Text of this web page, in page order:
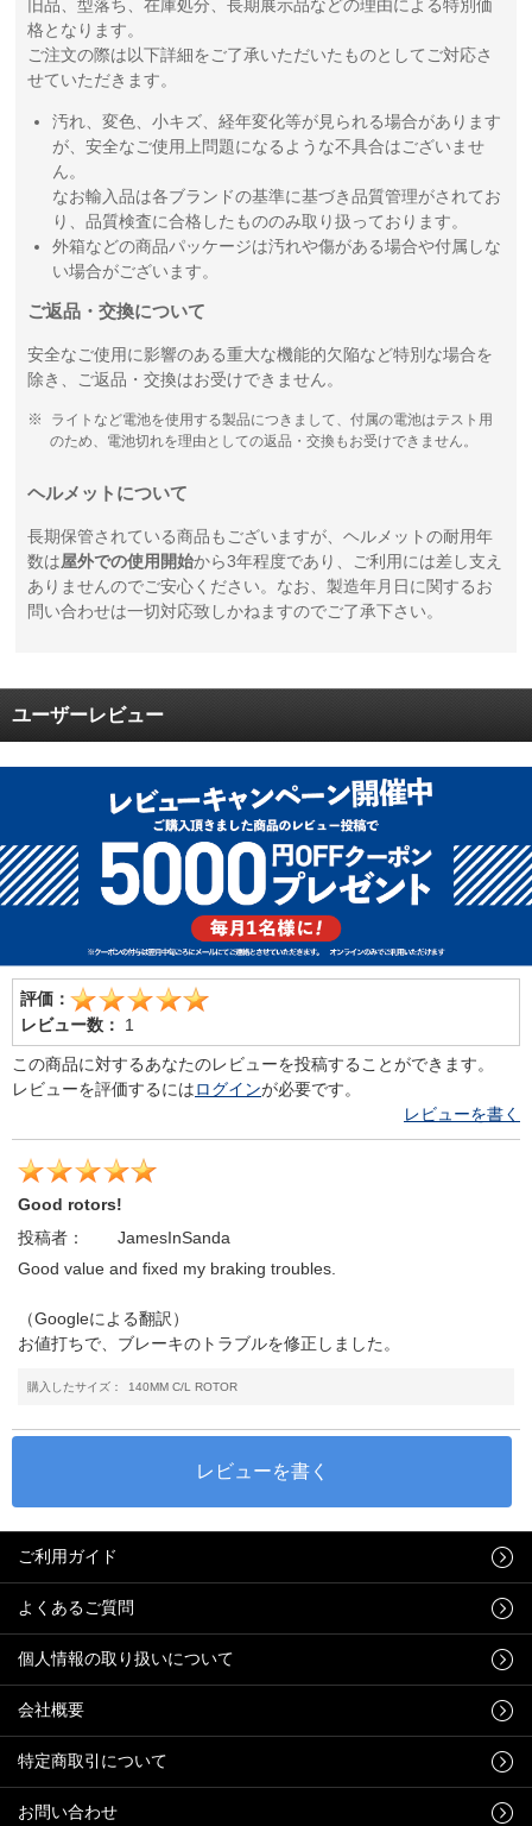
旧品、型落ち、在庫処分、長期展示品などの理由による特別価
格となります。
ご注文の際は以下詳細をご了承いただいたものとしてご対応さ
せていただきます。
汚れ、変色、小キズ、経年変化等が見られる場合があります
が、安全なご使用上問題になるような不具合はございませ
ん。
なお輸入品は各ブランドの基準に基づき品質管理がされてお
り、品質検査に合格したもののみ取り扱っております。
外箱などの商品パッケージは汚れや傷がある場合や付属しな
い場合がございます。
ご返品・交換について
安全なご使用に影響のある重大な機能的欠陥など特別な場合を
除き、ご返品・交換はお受けできません。
ライトなど電池を使用する製品につきまして、付属の電池はテスト用
のため、電池切れを理由としての返品・交換もお受けできません。
ヘルメットについて
長期保管されている商品もございますが、ヘルメットの耐用年
数は屋外での使用開始から3年程度であり、ご利用には差し支え
ありませんのでご安心ください。なお、製造年月日に関するお
問い合わせは一切対応致しかねますのでご了承下さい。
ユーザーレビュー
評価：
レビュー数：
1
この商品に対するあなたのレビューを投稿することができます。
レビューを評価するにはログインが必要です。
レビューを書く
Good rotors!
投稿者：
JamesInSanda
Good value and fixed my braking troubles.
（Googleによる翻訳）
お値打ちで、ブレーキのトラブルを修正しました。
購入したサイズ： 140MM C/L ROTOR
ご利用ガイド
よくあるご質問
個人情報の取り扱いについて
会社概要
特定商取引について
お問い合わせ